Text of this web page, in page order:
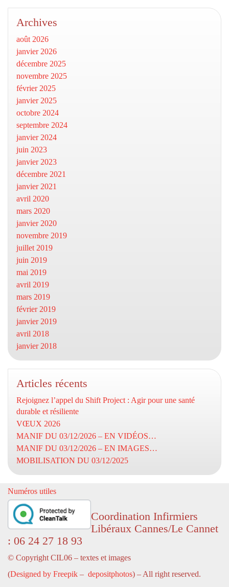
Archives
août 2026
janvier 2026
décembre 2025
novembre 2025
février 2025
janvier 2025
octobre 2024
septembre 2024
janvier 2024
juin 2023
janvier 2023
décembre 2021
janvier 2021
avril 2020
mars 2020
janvier 2020
novembre 2019
juillet 2019
juin 2019
mai 2019
avril 2019
mars 2019
février 2019
janvier 2019
avril 2018
janvier 2018
Articles récents
Rejoignez l’appel du Shift Project : Agir pour une santé
durable et résiliente
VŒUX 2026
MANIF DU 03/12/2026 – EN VIDÉOS…
MANIF DU 03/12/2026 – EN IMAGES…
MOBILISATION DU 03/12/2025
Numéros utiles
Coordination Infirmiers
Libéraux Cannes/Le Cannet
: 06 24 27 18 93
© Copyright CIL06 – textes et images
(Designed by Freepik – depositphotos) – All right reserved.